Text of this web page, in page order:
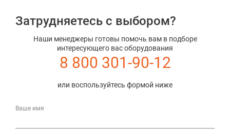
Затрудняетесь с выбором?
Наши менеджеры готовы помочь вам в подборе
интересующего вас оборудования
8 800 301-90-12
или воспользуйтесь формой ниже
Ваше имя